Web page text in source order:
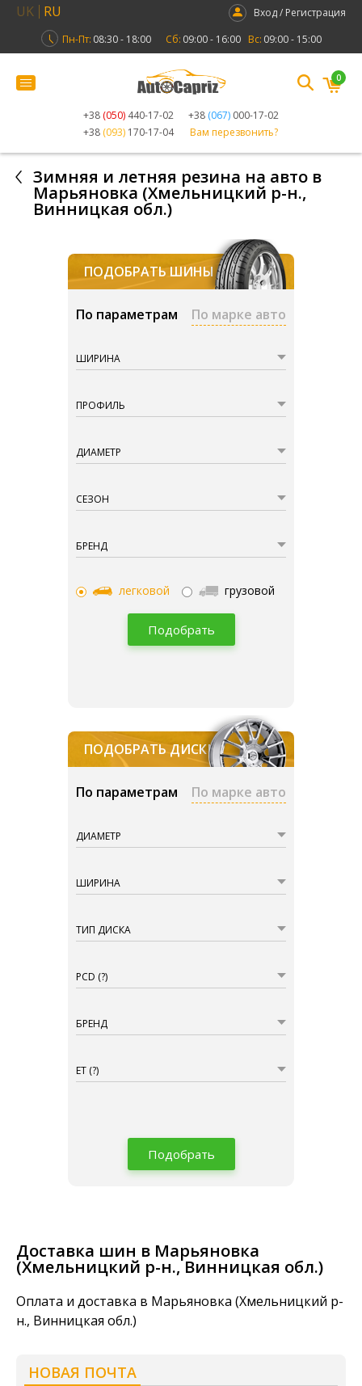
UK RU
Вход / Регистрация
Пн-Пт: 08:30 - 18:00 Сб: 09:00 - 16:00 Вс: 09:00 - 15:00
+38 (050) 440-17-02 +38 (067) 000-17-02
+38 (093) 170-17-04 Вам перезвонить?
0
Зимняя и летняя резина на авто в
Марьяновка (Хмельницкий р-н.,
Винницкая обл.)
ПОДОБРАТЬ ШИНЫ
По параметрам По марке авто
ШИРИНА
ПРОФИЛЬ
ДИАМЕТР
СЕЗОН
БРЕНД
легковой грузовой
Подобрать
ПОДОБРАТЬ ДИСКИ
По параметрам По марке авто
ДИАМЕТР
ШИРИНА
ТИП ДИСКА
PCD (?)
БРЕНД
ET (?)
Подобрать
Доставка шин в Марьяновка
(Хмельницкий р-н., Винницкая обл.)
Оплата и доставка в Марьяновка (Хмельницкий р-
н., Винницкая обл.)
НОВАЯ ПОЧТА